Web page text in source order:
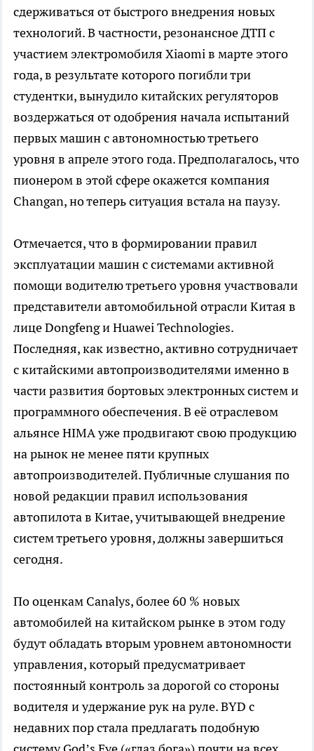
сдерживаться от быстрого внедрения новых
технологий. В частности, резонансное ДТП с
участием электромобиля Xiaomi в марте этого
года, в результате которого погибли три
студентки, вынудило китайских регуляторов
воздержаться от одобрения начала испытаний
первых машин с автономностью третьего
уровня в апреле этого года. Предполагалось, что
пионером в этой сфере окажется компания
Changan, но теперь ситуация встала на паузу.
Отмечается, что в формировании правил
эксплуатации машин с системами активной
помощи водителю третьего уровня участвовали
представители автомобильной отрасли Китая в
лице Dongfeng и Huawei Technologies.
Последняя, как известно, активно сотрудничает
с китайскими автопроизводителями именно в
части развития бортовых электронных систем и
программного обеспечения. В её отраслевом
альянсе HIMA уже продвигают свою продукцию
на рынок не менее пяти крупных
автопроизводителей. Публичные слушания по
новой редакции правил использования
автопилота в Китае, учитывающей внедрение
систем третьего уровня, должны завершиться
сегодня.
По оценкам Canalys, более 60 % новых
автомобилей на китайском рынке в этом году
будут обладать вторым уровнем автономности
управления, который предусматривает
постоянный контроль за дорогой со стороны
водителя и удержание рук на руле. BYD с
недавних пор стала предлагать подобную